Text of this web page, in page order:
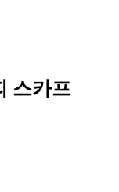
스카프